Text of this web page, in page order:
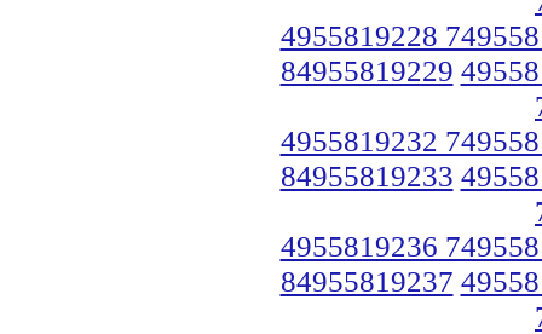
4955819228
84955819229
4955819232
84955819233
4955819236
84955819237